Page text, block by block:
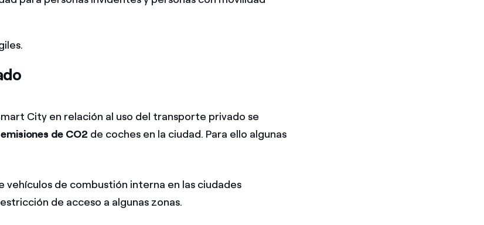
City en relación al uso del transporte privado se
de CO2 de coches en la ciudad. Para ello algunas
vehículos de combustión interna en las ciudades
de acceso a algunas zonas.